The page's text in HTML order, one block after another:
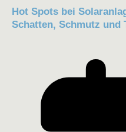
Hot Spots bei
Schatten, Schmutz und